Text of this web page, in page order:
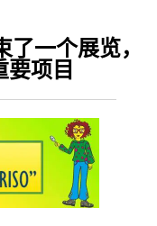
一个展览，
项目